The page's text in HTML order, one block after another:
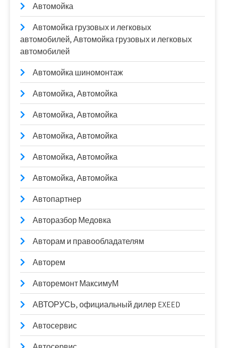
Автомойка
Автомойка грузовых и легковых
автомобилей, Автомойка грузовых и легковых
автомобилей
Автомойка шиномонтаж
Автомойка, Автомойка
Автомойка, Автомойка
Автомойка, Автомойка
Автомойка, Автомойка
Автомойка, Автомойка
Автопартнер
Авторазбор Медовка
Авторам и правообладателям
Авторем
Авторемонт МаксимуМ
АВТОРУСЬ, официальный дилер EXEED
Автосервис